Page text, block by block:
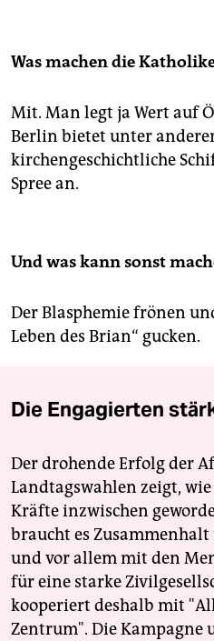
Was machen die
Mit. Man legt ja Wert auf
Berlin bietet unter
kirchengeschichtliche
Spree an.
Und was kann sonst
Der Blasphemie frönen
Leben des Brian“ gucken.
Die Engagierten
Der drohende Erfolg der
Landtagswahlen zeigt,
Kräfte inzwischen
braucht es
und vor allem mit den
für eine starke
kooperiert deshalb mit
Zentrum". Die Kampagne